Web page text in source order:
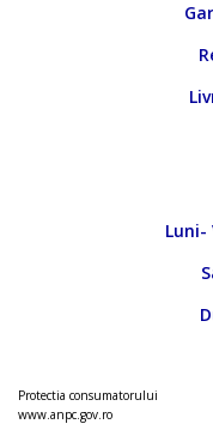
Luni-
Protectia consumatorului
www.anpc.gov.ro